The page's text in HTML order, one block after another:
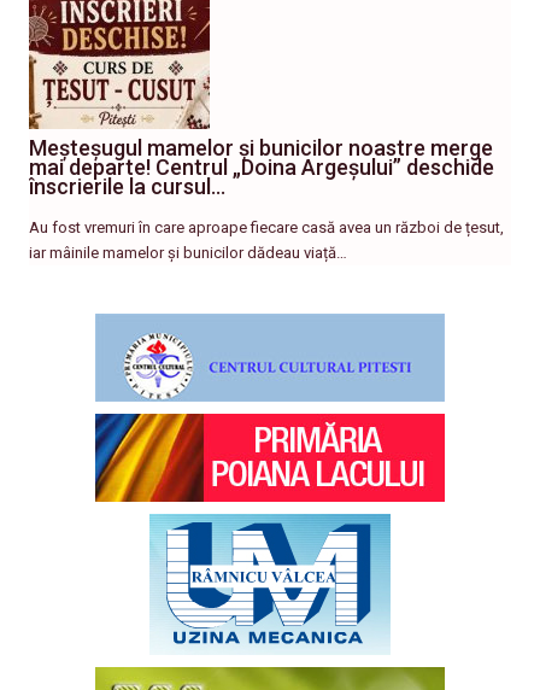
Meșteșugul mamelor și bunicilor noastre merge
mai departe! Centrul „Doina Argeșului” deschide
înscrierile la cursul…
Au fost vremuri în care aproape fiecare casă avea un război de țesut,
iar mâinile mamelor și bunicilor dădeau viață…